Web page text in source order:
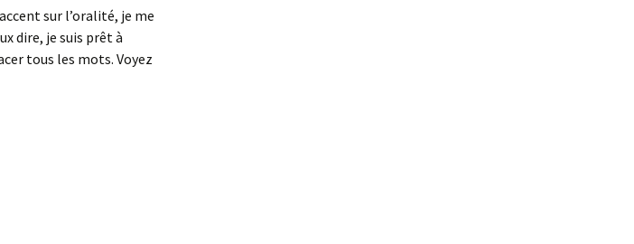
sur l’oralité, je me
dire, je suis prêt à
tous les mots. Voyez